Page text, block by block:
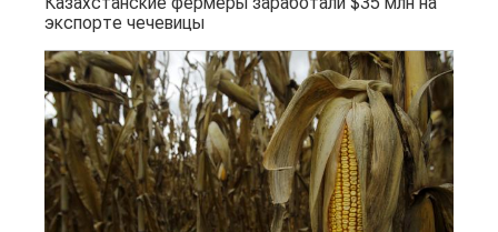
экспорте чечевицы